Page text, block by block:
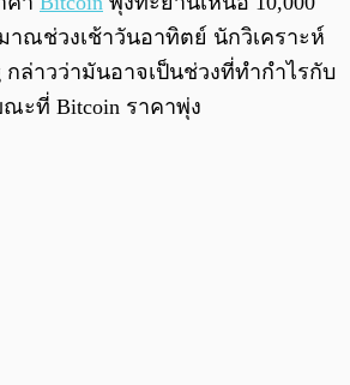
าณช่วงเช้าวันอาทิตย์ นักวิเคราะห์
กล่าวว่ามันอาจเป็นช่วงที่ทำกำไรกับ
ะที่ Bitcoin ราคาพุ่ง